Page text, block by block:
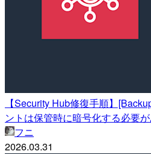
【Security Hub修復手順】
ントは保管時に暗号化する必要
フニ
2026.03.31